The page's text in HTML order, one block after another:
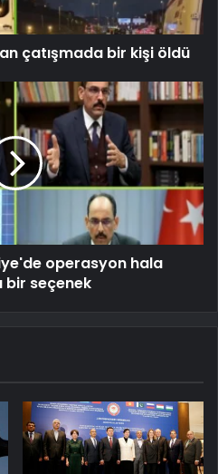
çatışmada bir kişi öldü
operasyon hala
bir seçenek